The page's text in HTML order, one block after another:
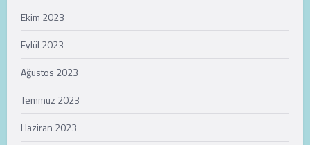
Ekim 2023
Eylül 2023
Ağustos 2023
Temmuz 2023
Haziran 2023